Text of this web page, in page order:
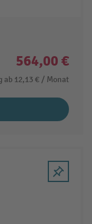
564,00 €
ab 12,13 € / Monat